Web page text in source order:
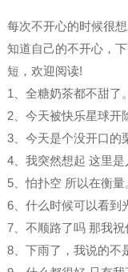
每次不开心的时候很
知道自己的不开心，
短，欢迎阅读!
1、全糖奶茶都不甜了。
2、今天被快乐星球开
3、今天是个没开口的
4、我突然想起 这里是
5、怕扑空 所以在衡量
6、什么时候可以看到
7、不顺路了吗 那我祝
8、下雨了，我说的不